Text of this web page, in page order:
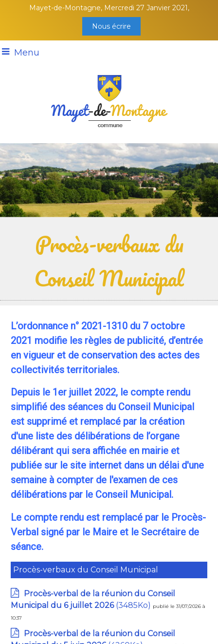
Mayet-de-Montagne, Mercredi 27 Janvier 2021,
Nous écrire
Menu
Procès-verbaux du
Conseil Municipal
L’ordonnance n° 2021-1310 du 7 octobre
2021 modifie les règles de publicité, d’entrée
en vigueur et de conservation des actes des
collectivités territoriales.
Depuis le 1er juillet 2022, le compte rendu
simplifié des séances du Conseil Municipal
est supprimé et remplacé par la création
d'une liste des délibérations de l’organe
délibérant qui sera affichée en mairie et
publiée sur le site internet dans un délai d'une
semaine à compter de l'examen de ces
délibérations par le Conseil Municipal.
Le compte rendu est remplacé par le Procès-
Verbal signé par le Maire et le Secrétaire de
séance.
Procès-verbaux du Conseil Municipal
Procès-verbal de la réunion du Conseil
Municipal du 6 juillet 2026(3485Ko) publié le 31/07/2026 à
10:37
Procès-verbal de la réunion du Conseil